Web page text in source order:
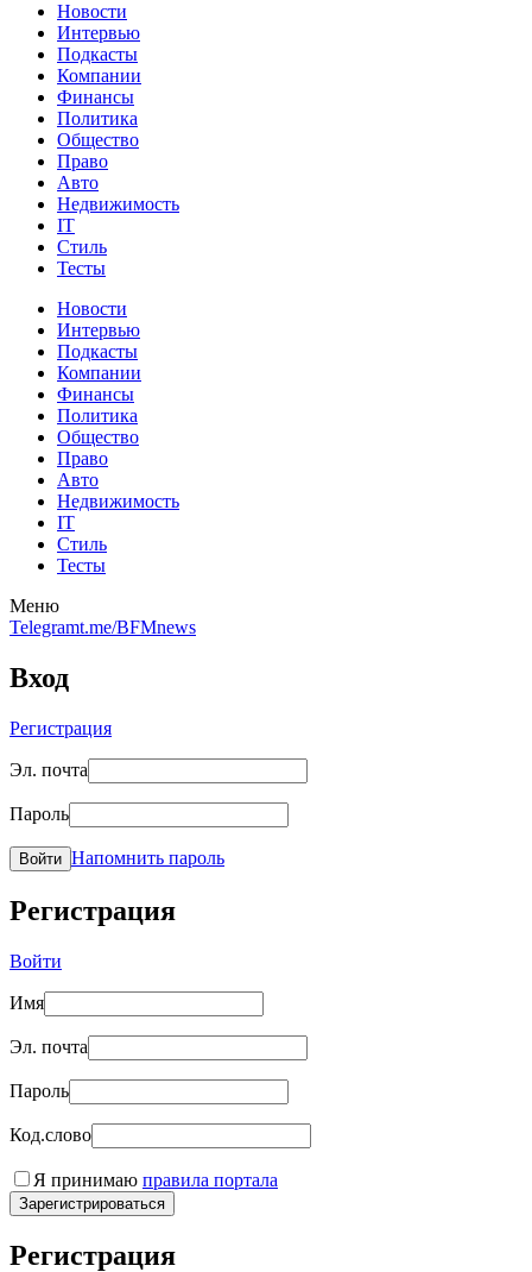
Новости
Интервью
Подкасты
Компании
Финансы
Политика
Общество
Право
Авто
Недвижимость
IT
Стиль
Тесты
Новости
Интервью
Подкасты
Компании
Финансы
Политика
Общество
Право
Авто
Недвижимость
IT
Стиль
Тесты
Меню
Telegramt.me/BFMnews
Вход
Регистрация
Эл. почта
Пароль
Войти Напомнить пароль
Регистрация
Войти
Имя
Эл. почта
Пароль
Код.слово
Я принимаю правила портала
Зарегистрироваться
Регистрация